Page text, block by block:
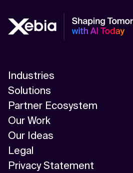
Industries
Solutions
Partner Ecosystem
Our Work
Our Ideas
Legal
Privacy Statement